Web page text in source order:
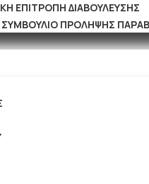
ΕΠΙΤΡΟΠΗ ΔΙΑΒΟΥΛΕΥΣΗΣ
ΠΡΟΛΗΨΗΣ